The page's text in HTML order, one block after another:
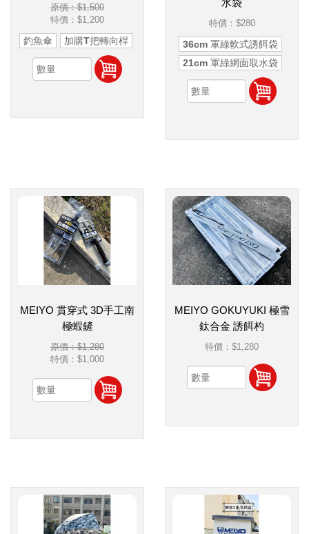
原價：$1,500
特價： $1,200
釣魚傘 加購T把轉向桿
水袋
特價： $280
36cm 軍綠軟式誘餌袋
21cm 軍綠網面取水袋
MEIYO 貫穿式 3D手工南
極蝦鏟
原價：$1,280
特價： $1,000
MEIYO GOKUYUKI 極雪
鈦合金 誘餌杓
特價： $1,280